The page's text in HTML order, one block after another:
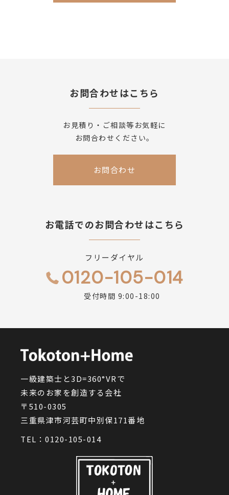
お問合わせはこちら
お見積り・ご相談等お気軽に
お問合わせください。
お問合わせ
お電話でのお問合わせはこちら
フリーダイヤル
0120-105-014
受付時間 9:00-18:00
一級建築士と3D=360°VRで
未来のお家を創造する会社
〒510-0305
三重県津市河芸町中別保171番地
TEL： 0120-105-014